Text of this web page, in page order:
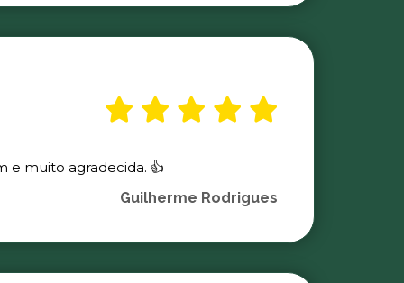
e muito agradecida. 👍
Guilherme Rodrigues